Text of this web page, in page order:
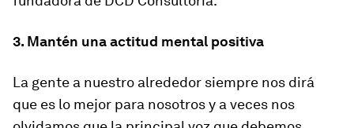
3. Mantén una actitud mental positiva
La gente a nuestro alrededor siempre nos dirá
que es lo mejor para nosotros y a veces nos